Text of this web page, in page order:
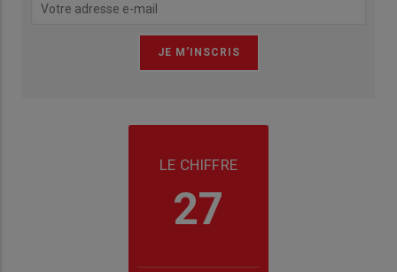
LE CHIFFRE
27